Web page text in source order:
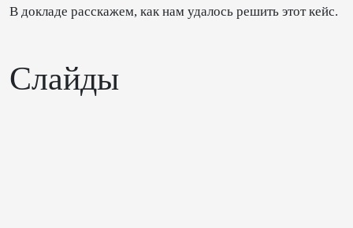
В докладе расскажем, как нам удалось решить этот кейс.
Слайды